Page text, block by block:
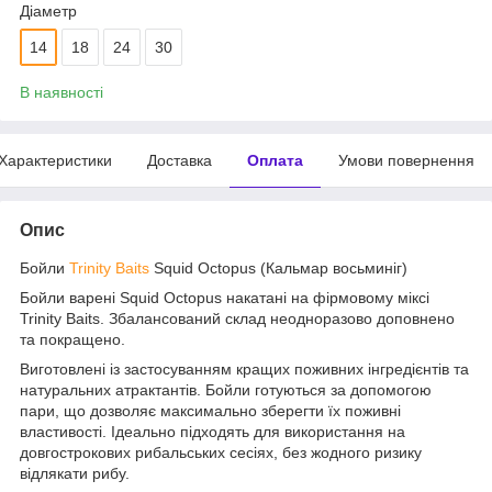
Діаметр
14 18 24 30
В наявності
Доставка Оплата Умови повернення
Опис
Бойли Trinity Baits Squid Octopus (Кальмар восьминіг)
Бойли варені Squid Octopus накатані на фірмовому міксі
Trinity Baits. Збалансований склад неодноразово доповнено
та покращено.
Виготовлені із застосуванням кращих поживних інгредієнтів та
натуральних атрактантів. Бойли готуються за допомогою
пари, що дозволяє максимально зберегти їх поживні
властивості. Ідеально підходять для використання на
довгострокових рибальських сесіях, без жодного ризику
відлякати рибу.